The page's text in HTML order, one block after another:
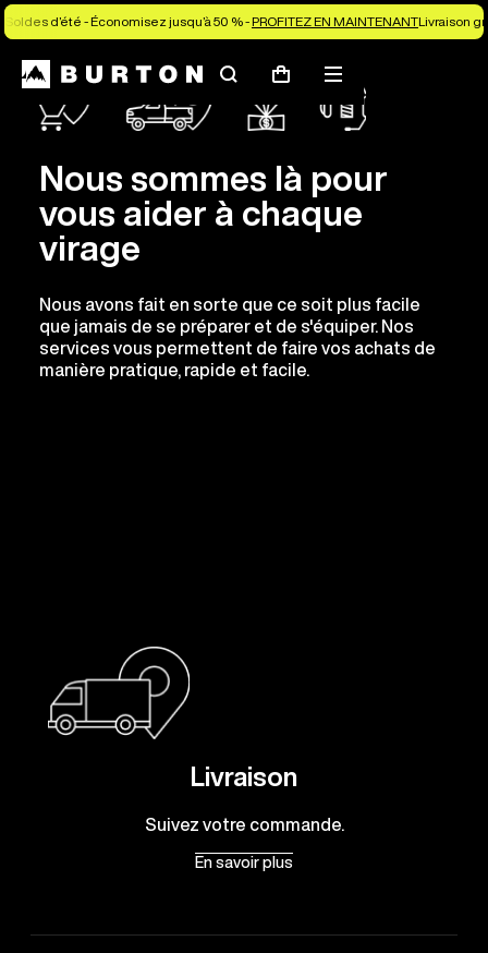
Soldes d’été - Économisez jusqu’à 50 % -PROFITEZ EN MAINTENANTLivraison
Rechercher
PanierMenu
Nous sommes là pour
vous aider à chaque
virage
Nous avons fait en sorte que ce soit plus facile
que jamais de se préparer et de s'équiper. Nos
services vous permettent de faire vos achats de
manière pratique, rapide et facile.
Livraison
Suivez votre commande.
En savoir plus